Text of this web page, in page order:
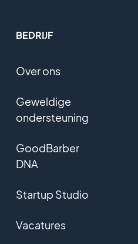
BEDRIJF
Over ons
Geweldige
ondersteuning
GoodBarber
DNA
Startup Studio
Vacatures